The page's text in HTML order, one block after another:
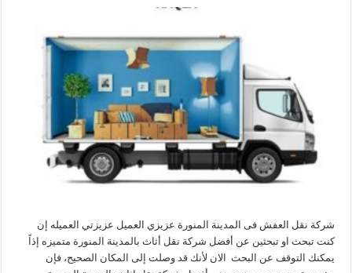
شركة نقل العفش فى المدينة المنورة عزيزي العميل عزيزتي العميله إن
كنت تبحث او تبحثين عن أفضل شركة نقل أثاث بالمدينة المنورة متميزه إذاً
يمكنك التوقف عن البحث الان لأنك قد وصلت إلى المكان الصحيح، فإن